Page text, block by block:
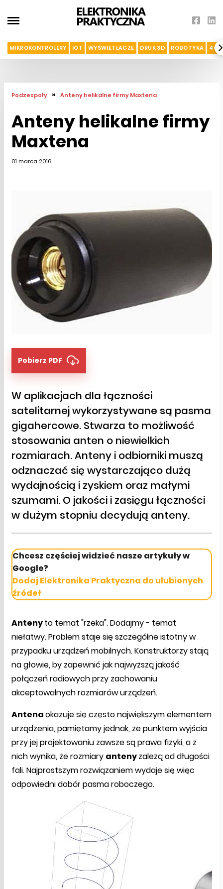
MIKROKONTROLERY IOT WYŚWIETLACZE DRUK 3D ROBOTYKA 4G I
Podzespoły » Anteny helikalne firmy Maxtena
Anteny helikalne firmy
Maxtena
01 marca 2016
Pobierz PDF
W aplikacjach dla łączności
satelitarnej wykorzystywane są pasma
gigahercowe. Stwarza to możliwość
stosowania anten o niewielkich
rozmiarach. Anteny i odbiorniki muszą
odznaczać się wystarczająco dużą
wydajnością i zyskiem oraz małymi
szumami. O jakości i zasięgu łączności
w dużym stopniu decydują anteny.
Chcesz częściej widzieć nasze artykuły w
Google?
Dodaj Elektronika Praktyczna do ulubionych
źródeł
Antenyto temat "rzeka". Dodajmy - temat
niełatwy. Problem staje się szczególne istotny w
przypadku urządzeń mobilnych. Konstruktorzy stają
na głowie, by zapewnić jak najwyższą jakość
połączeń radiowych przy zachowaniu
akceptowalnych rozmiarów urządzeń.
Antenaokazuje się często największym elementem
urządzenia, pamiętamy jednak, że punktem wyjścia
przy jej projektowaniu zawsze są prawa fizyki, a z
nich wynika, że rozmiary antenyzależą od długości
fali. Najprostszym rozwiązaniem wydaje się więc
odpowiedni dobór pasma roboczego.